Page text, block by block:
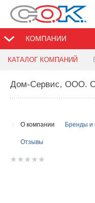
КОМПАНИИ
КАТАЛОГ КОМПАНИЙ
Дом-Сервис, ООО.
О компании Бренды и
Отзывы